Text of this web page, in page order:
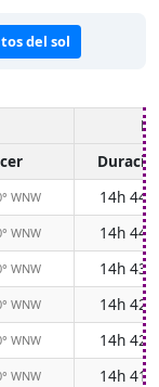
del sol
WNW
14h
WNW
14h
WNW
14h
WNW
14h
WNW
14h
WNW
14h